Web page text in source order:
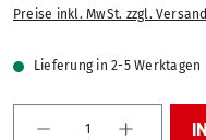
Preise inkl. MwSt. zzgl.
Lieferung in 2-5 Werktagen
Produkt Anzahl: